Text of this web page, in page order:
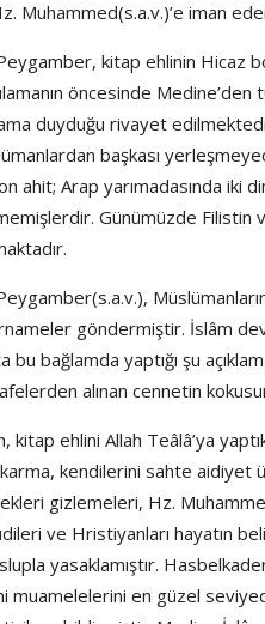
Muhammed(s.a.v.)’e iman
kitap ehlinin Hicaz
öncesinde
duyduğu rivayet
başkası
ahit; Arap yarımadasında iki
Günümüzde Filistin
göndermiştir. İslâm
bu bağlamda yaptığı şu
alınan cennetin
kitap ehlini Allah Teâlâ’ya
kendilerini sahte
gizlemeleri, Hz.
ve Hristiyanları hayatın
yasaklamıştır.
muamelelerini en güzel